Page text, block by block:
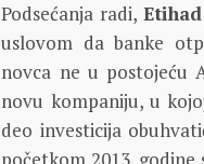
Podsećanja radi,
uslovom da banke
novca ne u postojeću
novu kompaniju, u
deo investicija